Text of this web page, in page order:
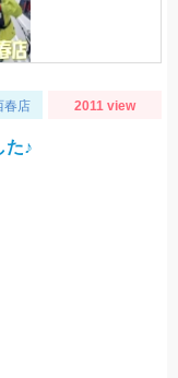
春店 2011 view
た♪